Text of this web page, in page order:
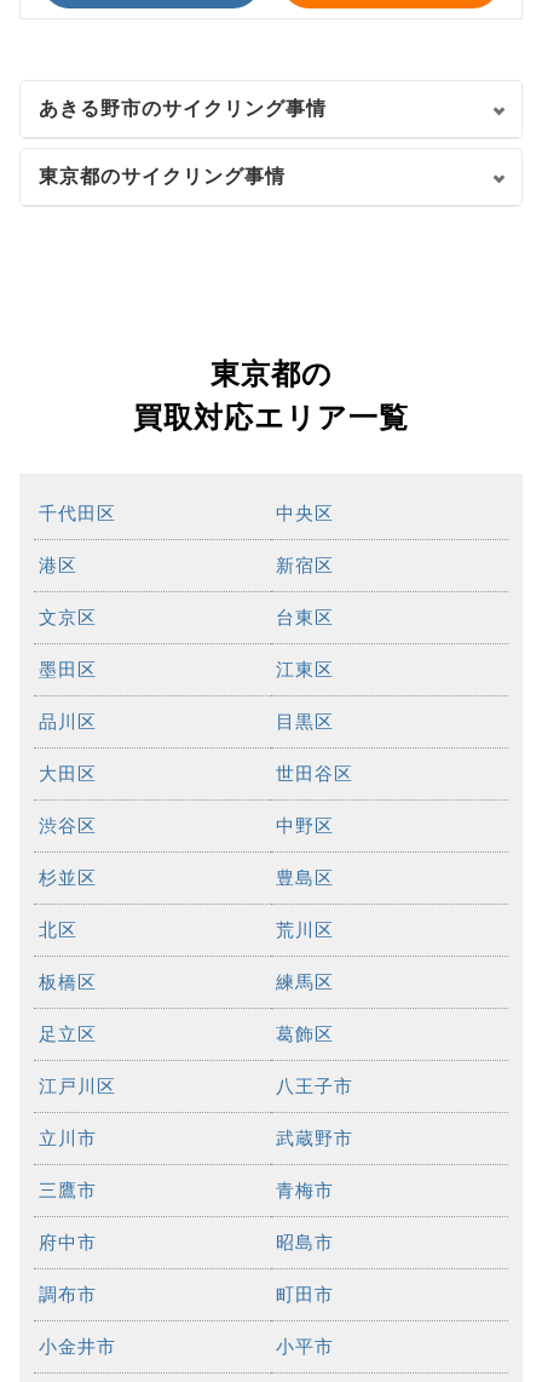
あきる野市のサイクリング事情
東京都のサイクリング事情
東京都の
買取対応エリア一覧
千代田区 中央区
港区 新宿区
文京区 台東区
墨田区 江東区
品川区 目黒区
大田区 世田谷区
渋谷区 中野区
杉並区 豊島区
北区 荒川区
板橋区 練馬区
足立区 葛飾区
江戸川区 八王子市
立川市 武蔵野市
三鷹市 青梅市
府中市 昭島市
調布市 町田市
小金井市 小平市